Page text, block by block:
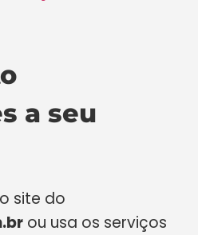
a seu
site do
ou usa os serviços